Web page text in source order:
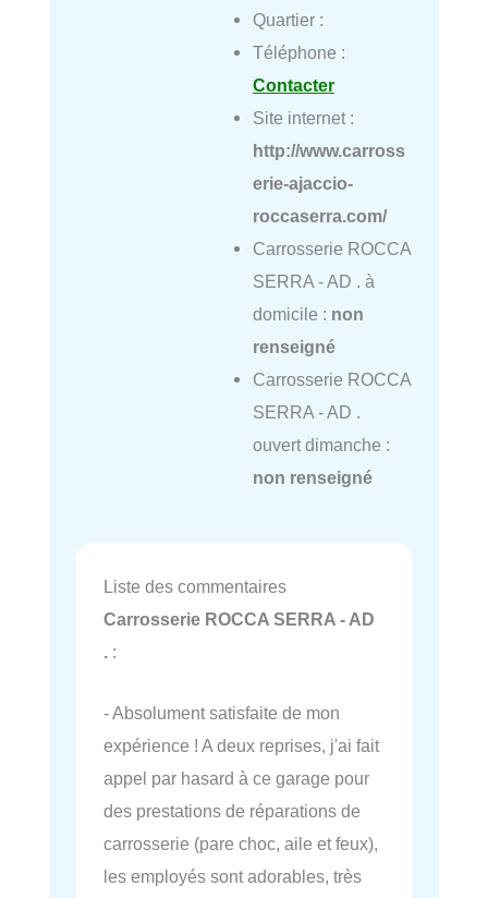
Quartier :
Téléphone :
Contacter
Site internet :
http://www.carross
erie-ajaccio-
roccaserra.com/
Carrosserie ROCCA
SERRA - AD . à
domicile : non
renseigné
Carrosserie ROCCA
SERRA - AD .
ouvert dimanche :
non renseigné
Liste des commentaires
Carrosserie ROCCA SERRA - AD
. :
- Absolument satisfaite de mon
expérience ! A deux reprises, j'ai fait
appel par hasard à ce garage pour
des prestations de réparations de
carrosserie (pare choc, aile et feux),
les employés sont adorables, très